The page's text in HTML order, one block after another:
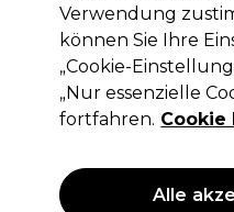
Filters
ANGEBOT
Verwendung
können Sie Ihre
„Cookie-
„Nur essenzielle
fortfahren. Cookie
Alle